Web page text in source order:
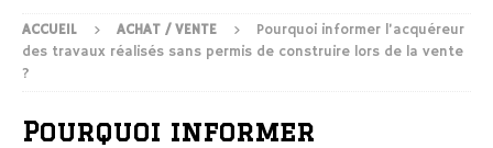
ACCUEIL ACHAT / VENTE
Pourquoi informer l’acquéreur
des travaux réalisés sans permis de construire lors de la vente
?
Pourquoi informer